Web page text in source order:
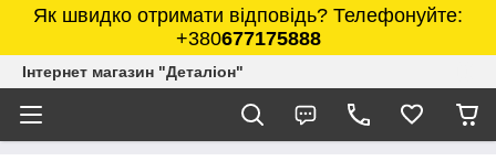
Як швидко отримати відповідь? Телефонуйте:
+380677175888
Інтернет магазин "Деталіон"